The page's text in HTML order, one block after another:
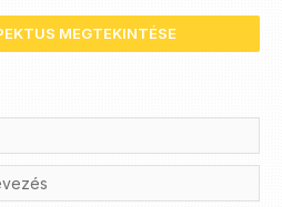
MEGTEKINTÉSE